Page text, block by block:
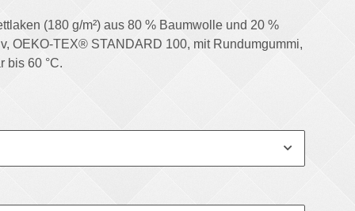
(180 g/m²) aus 80 % Baumwolle und 20 %
OEKO-TEX® STANDARD 100, mit Rundumgummi,
bis 60 °C.